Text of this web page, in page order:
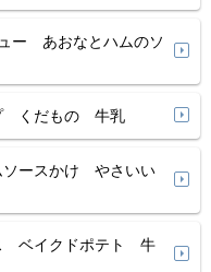
ー あおなとハムのソ
くだもの 牛乳
ースかけ やさいい
ベイクドポテト 牛